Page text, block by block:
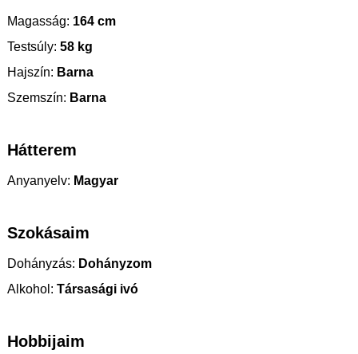
Magasság: 164 cm
Testsúly: 58 kg
Hajszín: Barna
Szemszín: Barna
Hátterem
Anyanyelv: Magyar
Szokásaim
Dohányzás: Dohányzom
Alkohol: Társasági ivó
Hobbijaim